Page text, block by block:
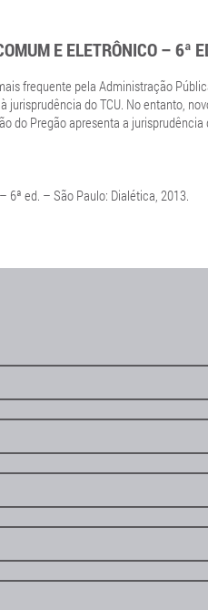
E ELETRÔNICO – 6ª
frequente pela Administração
do TCU. No entanto,
Pregão apresenta a
6ª ed. – São Paulo: Dialética, 2013.